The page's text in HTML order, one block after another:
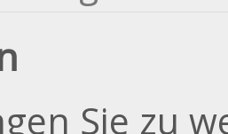
Sie zu